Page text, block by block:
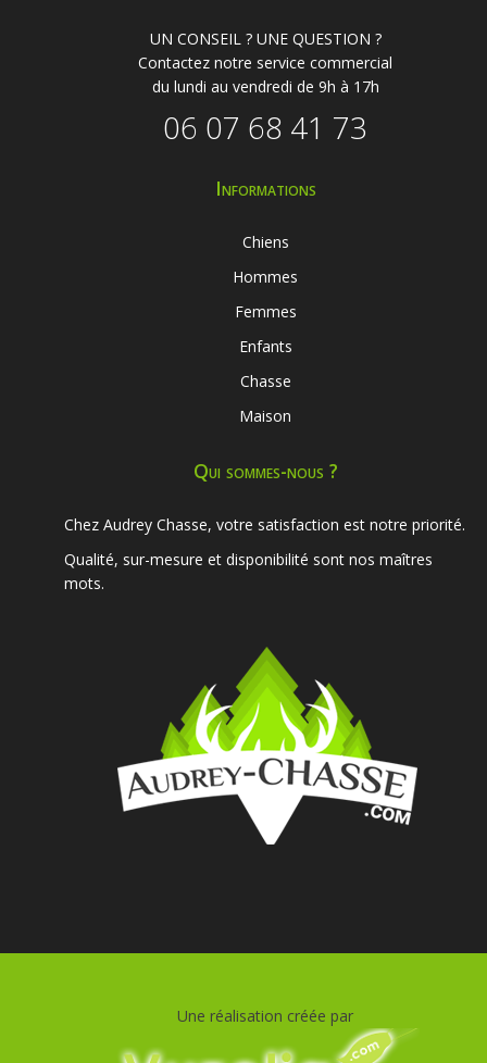
UN CONSEIL ? UNE QUESTION ?
Contactez notre service commercial
du lundi au vendredi de 9h à 17h
06 07 68 41 73
Informations
Chiens
Hommes
Femmes
Enfants
Chasse
Maison
Qui sommes-nous ?
Chez Audrey Chasse, votre satisfaction est notre priorité.
Qualité, sur-mesure et disponibilité sont nos maîtres
mots.
Une réalisation créée par